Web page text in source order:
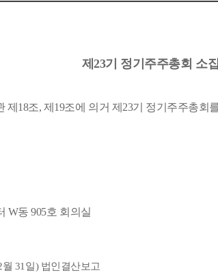
제23기 정기주주총회 소
제18조, 제19조에 의거 제23기 정기주주총
W동 905호 회의실
월 31일) 법인결산보고